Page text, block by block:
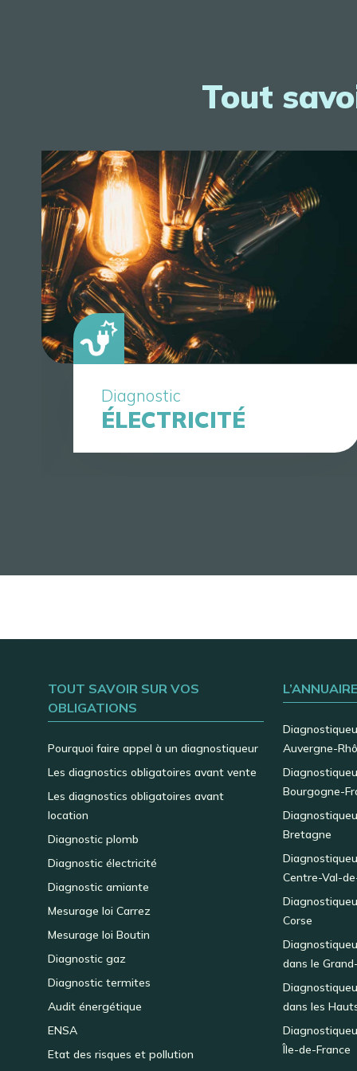
Tout
Diagnostic
ÉLECTRICITÉ
TOUT SAVOIR SUR VOS
OBLIGATIONS
Pourquoi faire appel à un diagnostiqueur
Les diagnostics obligatoires avant vente
Les diagnostics obligatoires avant
location
Diagnostic plomb
Diagnostic électricité
Diagnostic amiante
Mesurage loi Carrez
Mesurage loi Boutin
Diagnostic gaz
Diagnostic termites
Audit énergétique
ENSA
Etat des risques et pollution
Auvergne-
Bourgogne-
Bretagne
Centre-Val-
Corse
dans le
dans les
Île-de-France